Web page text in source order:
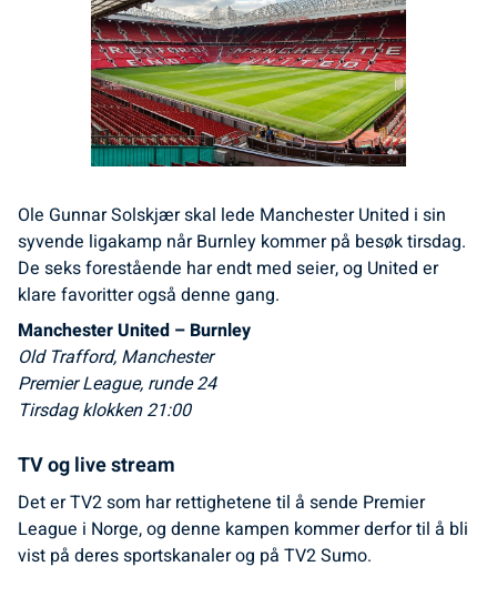
Ole Gunnar Solskjær skal lede Manchester United i sin
syvende ligakamp når Burnley kommer på besøk tirsdag.
De seks forestående har endt med seier, og United er
klare favoritter også denne gang.
Manchester United – Burnley
Old Trafford, Manchester
Premier League, runde 24
Tirsdag klokken 21:00
TV og live stream
Det er TV2 som har rettighetene til å sende Premier
League i Norge, og denne kampen kommer derfor til å bli
vist på deres sportskanaler og på TV2 Sumo.